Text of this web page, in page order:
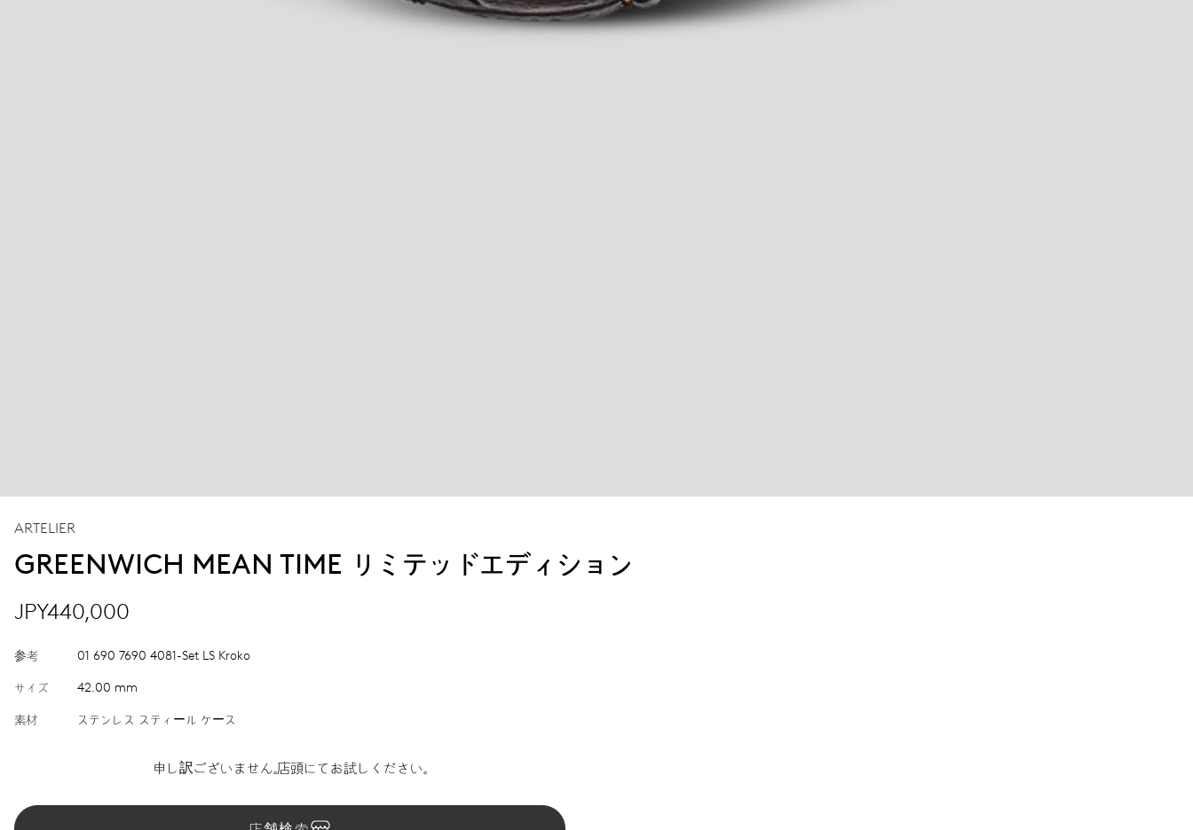
ARTELIER
GREENWICH MEAN TIME リミテッドエディション
JPY440,000
参考 01 690 7690 4081-Set LS Kroko
サイズ 42.00 mm
素材 ステンレス スティール ケース
申し訳ございません。店頭にてお試しください。